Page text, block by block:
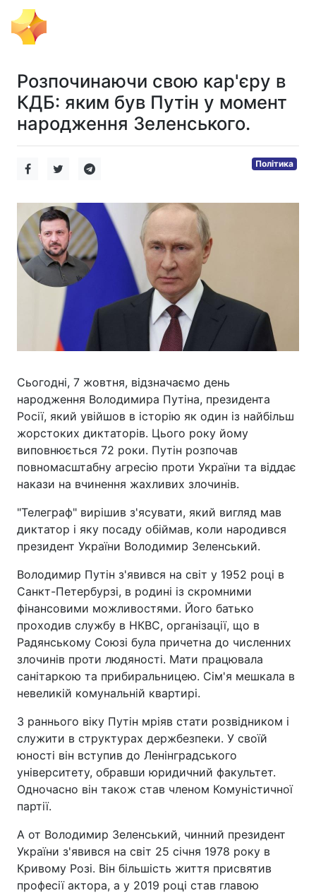
Розпочинаючи свою кар'єру в
КДБ: яким був Путін у момент
народження Зеленського.
Політика
Сьогодні, 7 жовтня, відзначаємо день
народження Володимира Путіна, президента
Росії, який увійшов в історію як один із найбільш
жорстоких диктаторів. Цього року йому
виповнюється 72 роки. Путін розпочав
повномасштабну агресію проти України та віддає
накази на вчинення жахливих злочинів.
"Телеграф" вирішив з'ясувати, який вигляд мав
диктатор і яку посаду обіймав, коли народився
президент України Володимир Зеленський.
Володимир Путін з'явився на світ у 1952 році в
Санкт-Петербурзі, в родині із скромними
фінансовими можливостями. Його батько
проходив службу в НКВС, організації, що в
Радянському Союзі була причетна до численних
злочинів проти людяності. Мати працювала
санітаркою та прибиральницею. Сім'я мешкала в
невеликій комунальній квартирі.
З раннього віку Путін мріяв стати розвідником і
служити в структурах держбезпеки. У своїй
юності він вступив до Ленінградського
університету, обравши юридичний факультет.
Одночасно він також став членом Комуністичної
партії.
А от Володимир Зеленський, чинний президент
України з'явився на світ 25 січня 1978 року в
Кривому Розі. Він більшість життя присвятив
професії актора, а у 2019 році став главою